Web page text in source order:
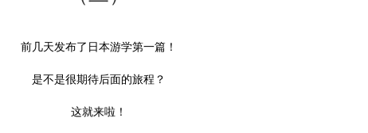
前几天发布了日本游学第一篇！
是不是很期待后面的旅程？
这就来啦！